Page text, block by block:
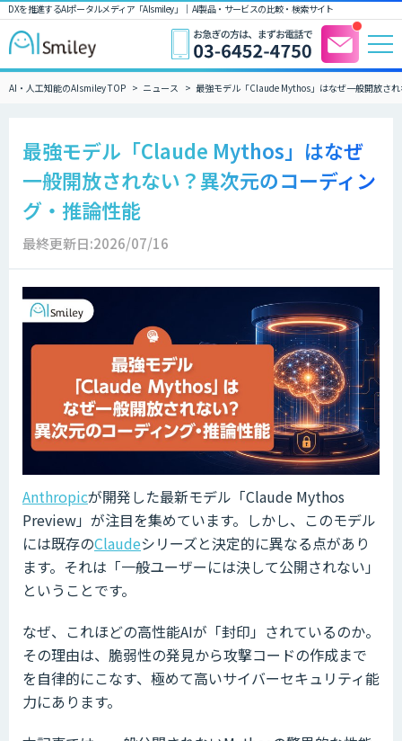
DXを推進するAIポータルメディア「AIsmiley」｜ AI製品・サービスの比較・検索サイト
AI・人工知能のAIsmiley TOP ニュース 最強モデル「Claude Mythos」はなぜ一般開放さ
最強モデル「Claude Mythos」はなぜ
一般開放されない？異次元のコーディン
グ・推論性能
最終更新日:2026/07/16
Anthropicが開発した最新モデル「Claude Mythos
Preview」が注目を集めています。しかし、このモデル
には既存のClaudeシリーズと決定的に異なる点があり
ます。それは「一般ユーザーには決して公開されない」
ということです。
なぜ、これほどの高性能AIが「封印」されているのか。
その理由は、脆弱性の発見から攻撃コードの作成まで
を自律的にこなす、極めて高いサイバーセキュリティ能
力にあります。